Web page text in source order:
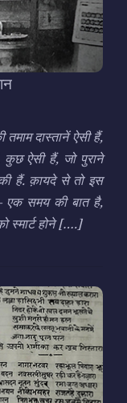
दास्तानें ऐसी हैं,
कुछ ऐसी हैं, जो पुराने
हैं. क़ायदे से तो इस
एक समय की बात है,
स्मार्ट होने[….]